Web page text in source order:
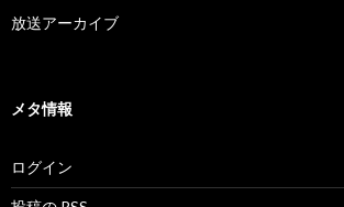
放送アーカイブ
メタ情報
ログイン